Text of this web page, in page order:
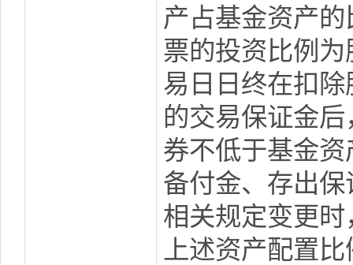
产占基金资产
票的投资比例
易日日终在扣
的交易保证金
券不低于基金
备付金、存出
相关规定变更
上述资产配置